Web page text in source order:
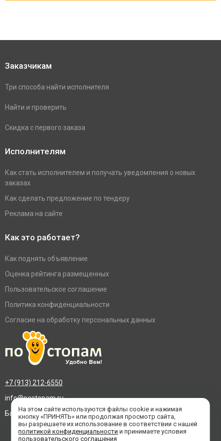
Заказчикам
Три способа найти исполнителя
Найти и проверить
Скидка с первого заказа
Исполнителям
Как стать исполнителем и получать уведомления о новых
заказах
Как сделать предложение по тендеру
Реклама на сайте
Как это работает?
Как поднять объявление
Оценка рейтинга размещенных
Пользовательское соглашение
Политика конфиденциальности
Согласие на обработку персональных данных
+7 (913) 212-6550
info@postopam.ru
Барнаул, пр. Социалистический 109, оф.455
На этом сайте используются файлы cookie и нажимая
кнопку «ПРИНЯТЬ» или продолжая просмотр сайта,
вы разрешаете их использование в соответствии с нашей
политикой конфиденциальности и принимаете условия
пользовательского соглашения